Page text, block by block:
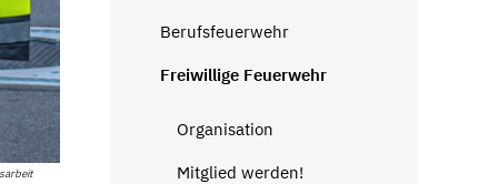
Berufsfeuerwehr
Freiwillige Feuerwehr
Organisation
Mitglied werden!